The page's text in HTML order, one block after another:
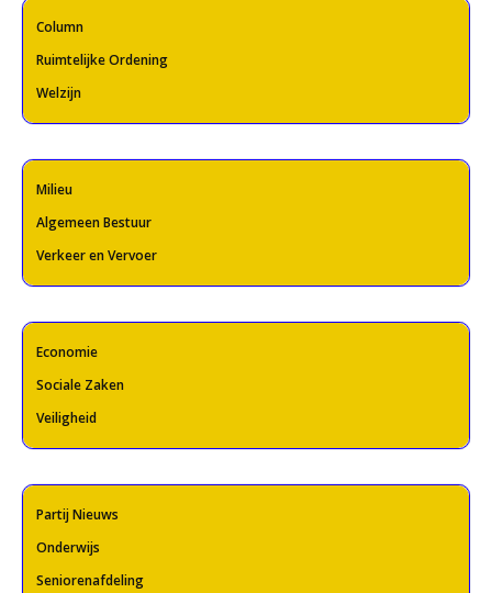
Column
Ruimtelijke Ordening
Welzijn
Milieu
Algemeen Bestuur
Verkeer en Vervoer
Economie
Sociale Zaken
Veiligheid
Partij Nieuws
Onderwijs
Seniorenafdeling